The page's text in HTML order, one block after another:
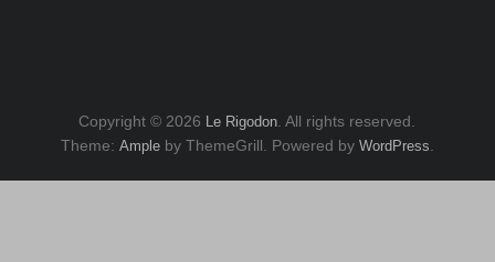
Copyright © 2026 Le Rigodon . All rights reserved.
Theme: Ampleby ThemeGrill. Powered by WordPress